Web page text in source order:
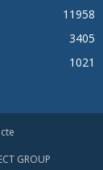
11958
3405
1021
GROUP